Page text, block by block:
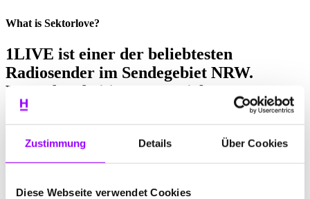
Zustimmung Details Über Cookies
Diese Webseite verwendet Cookies
What is Sektorlove?
1LIVE ist einer der beliebtesten
Radiosender im Sendegebiet NRW.
Besonders bei jüngeren Zielgruppen.
Weil 1LIVE nicht einfach
Radioprogramm macht, sondern das
Leben im Sendegebiet – oder Sektor, wie
es bei 1LIVE heißt – aktiv begleitet und
mitgestaltet. Und wir wurden beauftragt,